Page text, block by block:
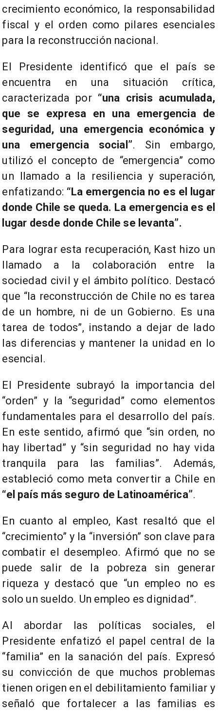
crecimiento económico, la responsabilidad
fiscal y el orden como pilares esenciales
para la reconstrucción nacional.
El Presidente identificó que el país se
encuentra en una situación crítica,
caracterizada por “una crisis acumulada,
que se expresa en una emergencia de
seguridad, una emergencia económica y
una emergencia social”. Sin embargo,
utilizó el concepto de “emergencia” como
un llamado a la resiliencia y superación,
enfatizando: “La emergencia no es el lugar
donde Chile se queda. La emergencia es el
lugar desde donde Chile se levanta”.
Para lograr esta recuperación, Kast hizo un
llamado a la colaboración entre la
sociedad civil y el ámbito político. Destacó
que “la reconstrucción de Chile no es tarea
de un hombre, ni de un Gobierno. Es una
tarea de todos”, instando a dejar de lado
las diferencias y mantener la unidad en lo
esencial.
El Presidente subrayó la importancia del
“orden” y la “seguridad” como elementos
fundamentales para el desarrollo del país.
En este sentido, afirmó que “sin orden, no
hay libertad” y “sin seguridad no hay vida
tranquila para las familias”. Además,
estableció como meta convertir a Chile en
“el país más seguro de Latinoamérica”.
En cuanto al empleo, Kast resaltó que el
“crecimiento” y la “inversión” son clave para
combatir el desempleo. Afirmó que no se
puede salir de la pobreza sin generar
riqueza y destacó que “un empleo no es
solo un sueldo. Un empleo es dignidad”.
Al abordar las políticas sociales, el
Presidente enfatizó el papel central de la
“familia” en la sanación del país. Expresó
su convicción de que muchos problemas
tienen origen en el debilitamiento familiar y
señaló que fortalecer a las familias es